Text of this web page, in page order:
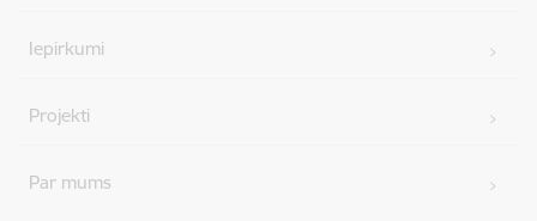
Iepirkumi
Projekti
Par mums